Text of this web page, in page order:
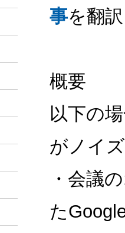
事を翻
概要
以下の
がノイ
・会議
た